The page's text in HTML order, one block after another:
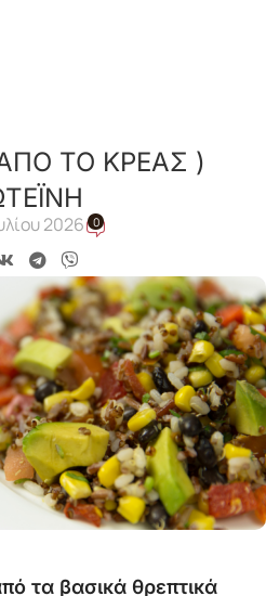
ΤΟ ΚΡΕΑΣ )
2026 0
τα βασικά θρεπτικά